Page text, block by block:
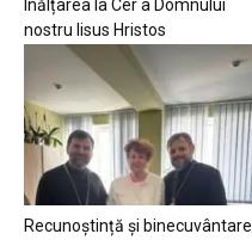
Înălțarea la Cer a Domnului
nostru Iisus Hristos
Recunoștință și binecuvântare